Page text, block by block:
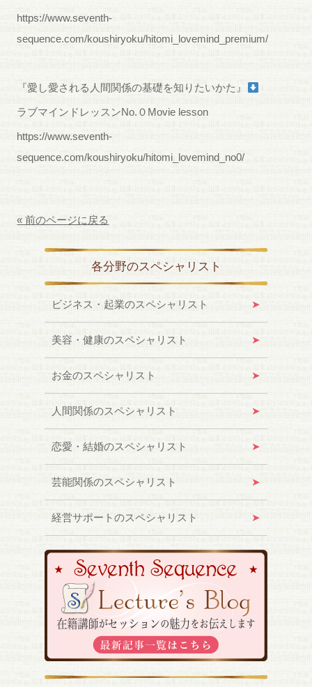
https://www.seventh-
sequence.com/koushiryoku/hitomi_lovemind_premium/
『愛し愛される人間関係の基礎を知りたいかた』
ラブマインドレッスンNo.０Movie lesson
https://www.seventh-
sequence.com/koushiryoku/hitomi_lovemind_no0/
« 前のページに戻る
各分野のスペシャリスト
ビジネス・起業のスペシャリスト
美容・健康のスペシャリスト
お金のスペシャリスト
人間関係のスペシャリスト
恋愛・結婚のスペシャリスト
芸能関係のスペシャリスト
経営サポートのスペシャリスト